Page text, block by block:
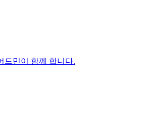
드민이 함께 합니다.